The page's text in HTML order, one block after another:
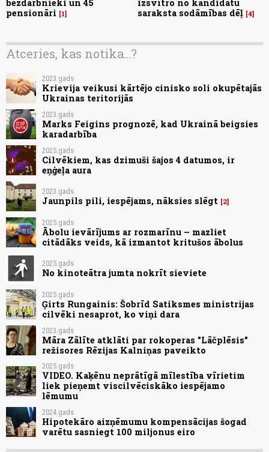
bezdarbnieki un 45
pensionāri
1
izsvītro no kandidātu
saraksta sodāmības dēļ 4
Atceries, kas notika...?
2023.gads
Krievija veikusi kārtējo cinisko soli okupētajās
Ukrainas teritorijās
2023.gads
Marks Feigins prognozē, kad Ukrainā beigsies
karadarbība
2025.gads
Cilvēkiem, kas dzimuši šajos 4 datumos, ir
eņģeļa aura
2023.gads
Jaunpils pili, iespējams, nāksies slēgt 2
2025.gads
Ābolu ievārījums ar rozmarīnu – mazliet
citādāks veids, kā izmantot kritušos ābolus
2025.gads
No kinoteātra jumta nokrīt sieviete
2025.gads
Ģirts Rungainis: Šobrīd Satiksmes ministrijas
cilvēki nesaprot, ko viņi dara
2023.gads
Māra Zālīte atklāti par rokoperas "Lāčplēsis"
režisores Rēzijas Kalniņas paveikto
2025.gads
VIDEO. Kaķēnu neprātīgā mīlestība vīrietim
liek pieņemt viscilvēciskāko iespējamo
lēmumu
2024.gads
Hipotekāro aizņēmumu kompensācijas šogad
varētu sasniegt 100 miljonus eiro